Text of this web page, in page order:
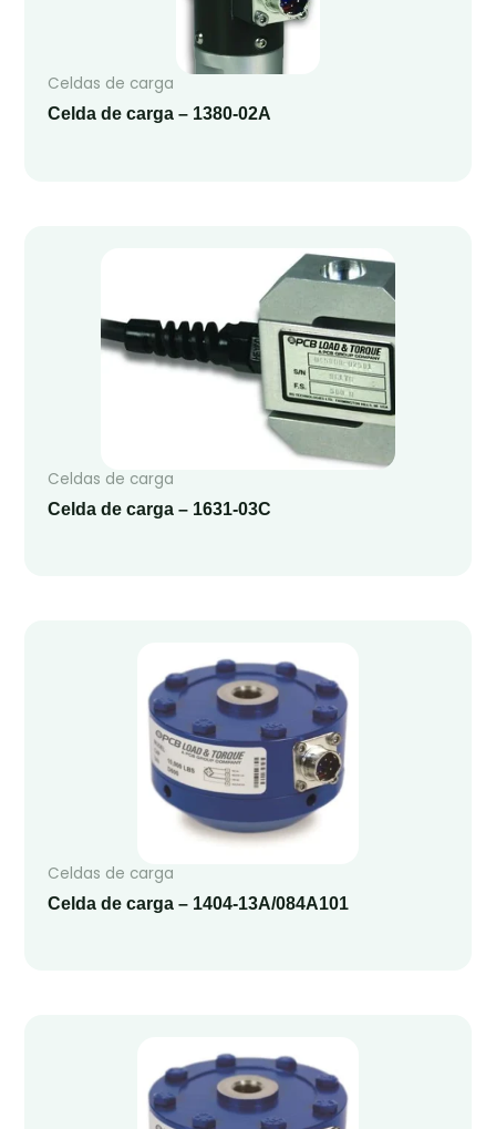
Celdas de carga
Celda de carga – 1380-02A
Celdas de carga
Celda de carga – 1631-03C
Celdas de carga
Celda de carga – 1404-13A/084A101